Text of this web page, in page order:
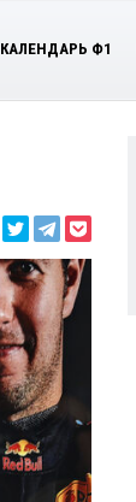
КАЛЕНДАРЬ Ф1